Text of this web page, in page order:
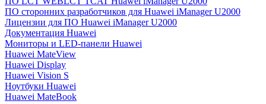
ПО сторонних разработчиков для Huawei iManager U2000
Лицензии для ПО Huawei iManager U2000
Документация Huawei
Мониторы и LED-панели Huawei
Huawei MateView
Huawei Display
Huawei Vision S
Ноутбуки Huawei
Huawei MateBook